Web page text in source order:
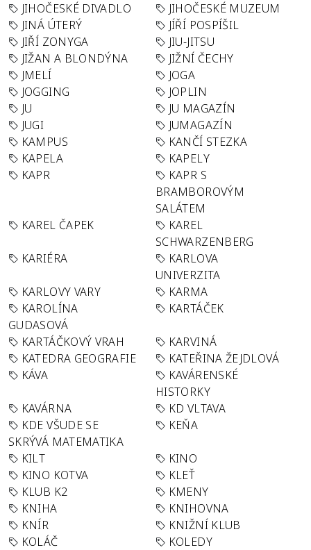
JIHOČESKÉ DIVADLO
JIHOČESKÉ MUZEUM
JINÁ ÚTERÝ
JÍŘÍ POSPÍŠIL
JIŘÍ ZONYGA
JIU-JITSU
JIŽAN A BLONDÝNA
JIŽNÍ ČECHY
JMELÍ
JOGA
JOGGING
JOPLIN
JU
JU MAGAZÍN
JUGI
JUMAGAZÍN
KAMPUS
KANČÍ STEZKA
KAPELA
KAPELY
KAPR
KAPR S
BRAMBOROVÝM
SALÁTEM
KAREL ČAPEK
KAREL
SCHWARZENBERG
KARIÉRA
KARLOVA
UNIVERZITA
KARLOVY VARY
KARMA
KAROLÍNA
GUDASOVÁ
KARTÁČEK
KARTÁČKOVÝ VRAH
KARVINÁ
KATEDRA GEOGRAFIE
KATEŘINA ŽEJDLOVÁ
KÁVA
KAVÁRENSKÉ
HISTORKY
KAVÁRNA
KD VLTAVA
KDE VŠUDE SE
SKRÝVÁ MATEMATIKA
KEŇA
KILT
KINO
KINO KOTVA
KLEŤ
KLUB K2
KMENY
KNIHA
KNIHOVNA
KNÍR
KNIŽNÍ KLUB
KOLÁČ
KOLEDY